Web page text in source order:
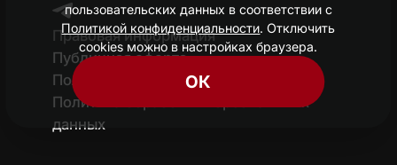
Правовая информация
Публичная оферта
Политика конфиденциальности
Политика обработки персональных
данных
пользовательских данных в соответствии с
Политикой конфиденциальности. Отключить
cookies можно в настройках браузера.
ОК